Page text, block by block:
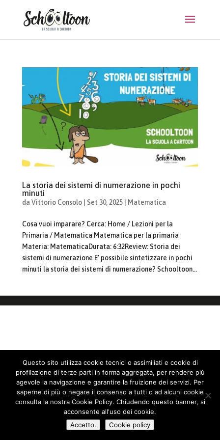
La storia dei sistemi di numerazione in pochi
minuti
da Vittorio Consolo| Set 30, 2025| Matematica
Cosa vuoi imparare? Cerca: Home / Lezioni per la
Primaria / Matematica Matematica per la primaria
Materia: MatematicaDurata: 6:32Review: Storia dei
sistemi di numerazione E’ possibile sintetizzare in pochi
minuti la storia dei sistemi di numerazione? Schooltoon...
Questo sito utilizza cookie tecnici o assimiliati e cookie di
profilazione di terze parti in forma aggregata, per rendere più
agevole la navigazione e garantire la fruizione dei servizi. Per
saperne di più o negare il consenso a tutti o ad alcuni cookie
consulta la nostra Cookie Policy. Chiudendo questo banner, si
acconsente all'uso dei cookie.
Accetto.
Cookie policy